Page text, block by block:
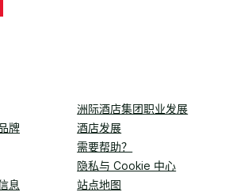
洲际酒店集团职业发展
牌
酒店发展
需要帮助？
隐私与 Cookie 中心
息
站点地图